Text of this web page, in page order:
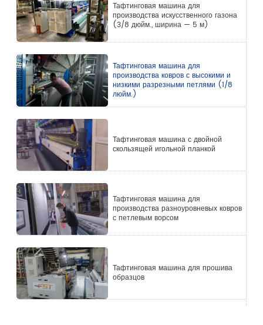
Тафтинговая машина для
производства искусственного газона
(3/8 дюйм., ширина — 5 м)
Тафтинговая машина для
производства ковров с высокими и
низкими разрезными петлями (1/8
люйм.)
Тафтинговая машина с двойной
скользящей игольной планкой
Тафтинговая машина для
производства разноуровневых ковров
с петлевым ворсом
Тафтинговая машина для прошива
образцов